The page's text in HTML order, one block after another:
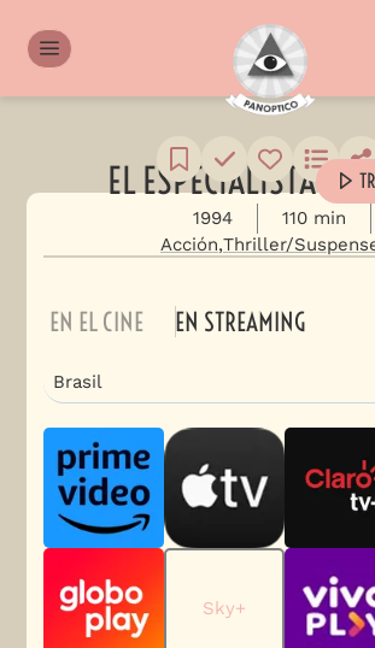
EL ESPECIALISTA
1994
110 min
Acción Thriller/
EN EL CINE EN STREAMING
Brasil
Sky+